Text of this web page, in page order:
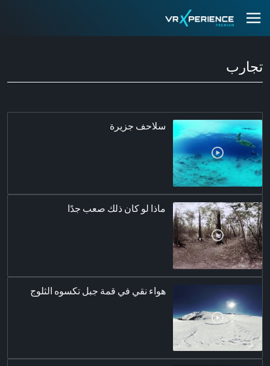
تجارب
سلاحف جزيرة
ماذا لو كان ذلك صعب جدًا
هواء نقي في قمة جبل تكسوه الثلوج